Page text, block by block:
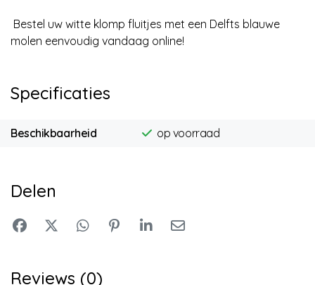
Bestel uw witte klomp fluitjes met een Delfts blauwe
molen eenvoudig vandaag online!
Specificaties
Beschikbaarheid op voorraad
Delen
Reviews (0)